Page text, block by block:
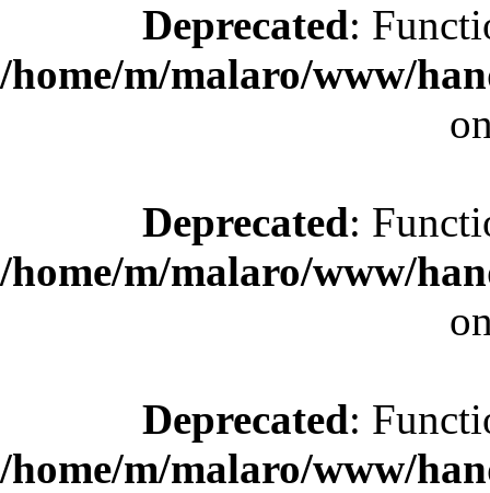
Deprecated:
/home/m/malaro/www/
Deprecated:
/home/m/malaro/www/
Deprecated:
/home/m/malaro/www/